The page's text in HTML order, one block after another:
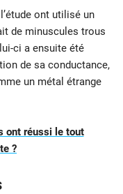
ont utilisé un
de minuscules trous
ci a ensuite été
de sa conductance,
un métal étrange
ont réussi le tout
?